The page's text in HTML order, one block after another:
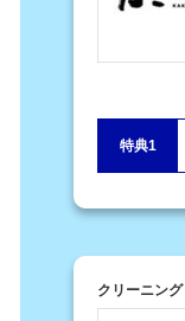
特典1
クリーニン